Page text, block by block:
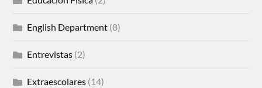
English Department (8)
Entrevistas (2)
Extraescolares (14)